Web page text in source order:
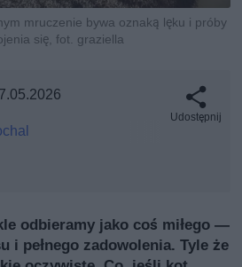
mruczenie bywa oznaką lęku i próby
się, fot. graziella
Udostępnij
odbieramy jako coś miłego —
i pełnego zadowolenia. Tyle że